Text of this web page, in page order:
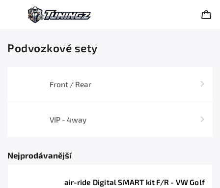
Podvozkové sety
Front / Rear
VIP - 4way
Nejprodávanější
air-ride Digital SMART kit F/R - VW Golf